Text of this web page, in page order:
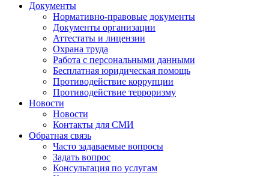
Документы
Нормативно-правовые документы
Документы организации
Аттестаты и лицензии
Охрана труда
Работа с персональными данными
Бесплатная юридическая помощь
Противодействие коррупции
Противодействие терроризму
Новости
Новости
Контакты для СМИ
Обратная связь
Часто задаваемые вопросы
Задать вопрос
Консультация по услугам